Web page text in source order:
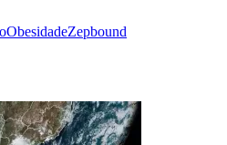
ObesidadeZepbound